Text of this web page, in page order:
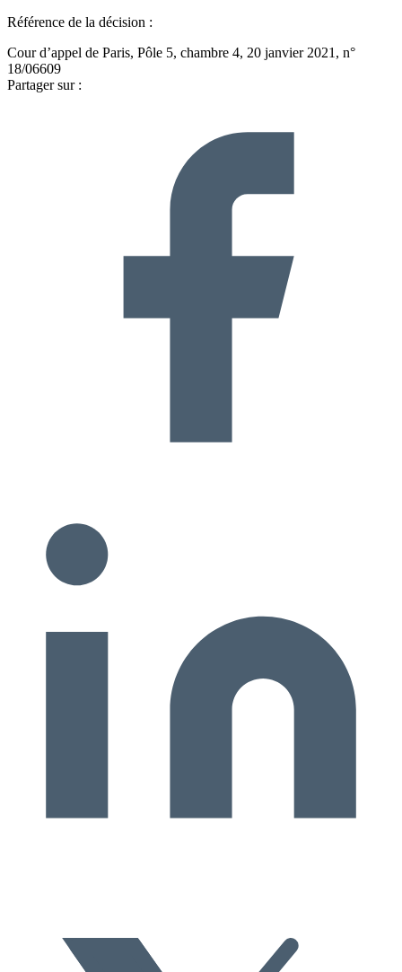
Référence de la décision :
Cour d’appel de Paris, Pôle 5, chambre 4, 20 janvier 2021, n°
18/06609
Partager sur :